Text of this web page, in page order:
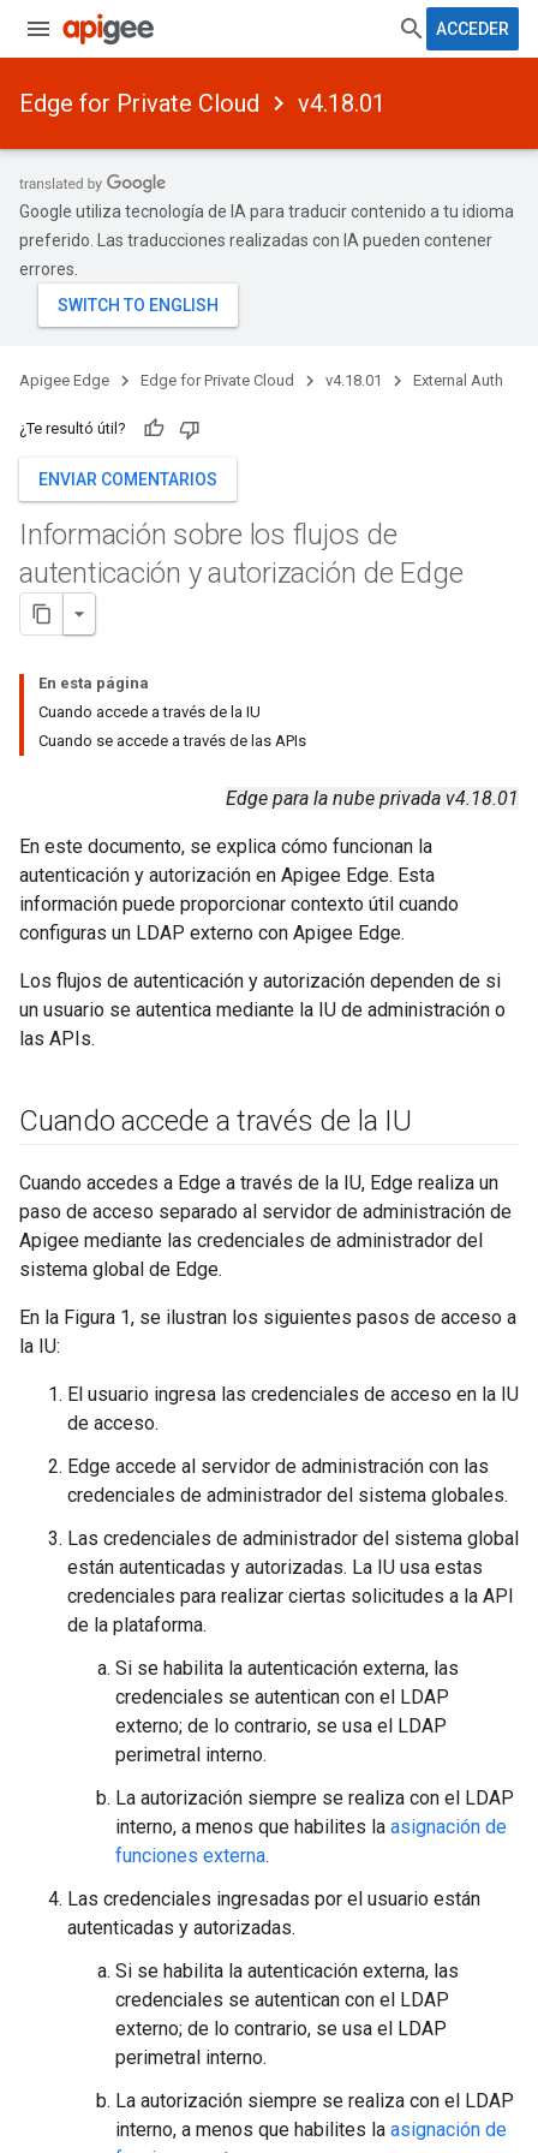
ACCEDER
Edge for Private Cloud v4.18.01
Google utiliza tecnología de IA para traducir contenido a tu idioma
preferido. Las traducciones realizadas con IA pueden contener
errores.
Apigee Edge Edge for Private Cloud v4.18.01 External Auth
¿Te resultó útil?
ENVIAR COMENTARIOS
Información sobre los flujos de
autenticación y autorización de Edge
En esta página
Cuando accede a través de la IU
Cuando se accede a través de las APIs
Edge para la nube privada v4.18.01
En este documento, se explica cómo funcionan la
autenticación y autorización en Apigee Edge. Esta
información puede proporcionar contexto útil cuando
configuras un LDAP externo con Apigee Edge.
Los flujos de autenticación y autorización dependen de si
un usuario se autentica mediante la IU de administración o
las APIs.
Cuando accede a través de la IU
Cuando accedes a Edge a través de la IU, Edge realiza un
paso de acceso separado al servidor de administración de
Apigee mediante las credenciales de administrador del
sistema global de Edge.
En la Figura 1, se ilustran los siguientes pasos de acceso a
la IU:
El usuario ingresa las credenciales de acceso en la IU
de acceso.
Edge accede al servidor de administración con las
credenciales de administrador del sistema globales.
Las credenciales de administrador del sistema global
están autenticadas y autorizadas. La IU usa estas
credenciales para realizar ciertas solicitudes a la API
de la plataforma.
Si se habilita la autenticación externa, las
credenciales se autentican con el LDAP
externo; de lo contrario, se usa el LDAP
perimetral interno.
La autorización siempre se realiza con el LDAP
interno, a menos que habilites la asignación de
funciones externa.
Las credenciales ingresadas por el usuario están
autenticadas y autorizadas.
Si se habilita la autenticación externa, las
credenciales se autentican con el LDAP
externo; de lo contrario, se usa el LDAP
perimetral interno.
La autorización siempre se realiza con el LDAP
interno, a menos que habilites la asignación de